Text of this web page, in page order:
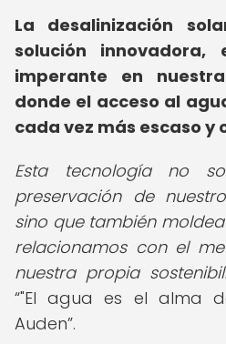
La desalinización
solución innovadora,
imperante en
donde el acceso al
cada vez más escaso y
Esta tecnología no
preservación de
sino que también
relacionamos con el
nuestra propia
"El agua es el alma
Auden .